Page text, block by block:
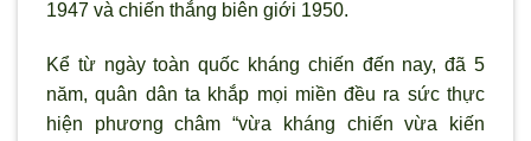
1947 và chiến thắng biên giới 1950.
Kể từ ngày toàn quốc kháng chiến đến nay, đã 5
năm, quân dân ta khắp mọi miền đều ra sức thực
hiện phương châm “vừa kháng chiến vừa kiến